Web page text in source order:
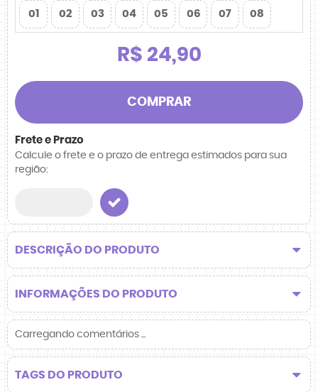
01 02 03 04 05 06 07 08
R$ 24,90
COMPRAR
Frete e Prazo
Calcule o frete e o prazo de entrega estimados para sua
região:
DESCRIÇÃO DO PRODUTO
INFORMAÇÕES DO PRODUTO
Carregando comentários ...
TAGS DO PRODUTO